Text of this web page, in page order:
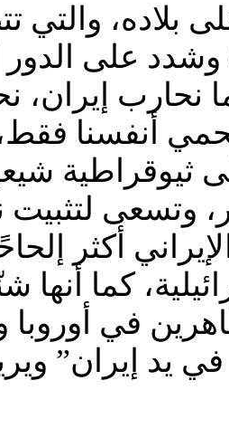
بلاده،
على
نحارب إيران،
أنفسنا
إيران إلى
وتسعى
أكثر
كما
في
يد إيران”